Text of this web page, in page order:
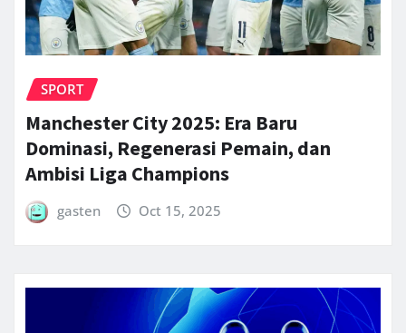
SPORT
Manchester City 2025: Era Baru
Dominasi, Regenerasi Pemain, dan
Ambisi Liga Champions
gasten Oct 15, 2025